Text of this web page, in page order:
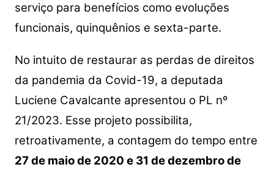
serviço para benefícios como evoluções
funcionais, quinquênios e sexta-parte.
No intuito de restaurar as perdas de direitos
da pandemia da Covid-19, a deputada
Luciene Cavalcante apresentou o PL nº
21/2023. Esse projeto possibilita,
retroativamente, a contagem do tempo entre
27 de maio de 2020 e 31 de dezembro de